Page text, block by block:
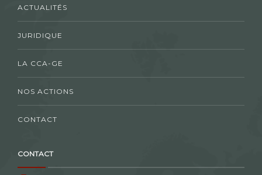
ACTUALITÉS
JURIDIQUE
LA CCA-GE
NOS ACTIONS
CONTACT
CONTACT